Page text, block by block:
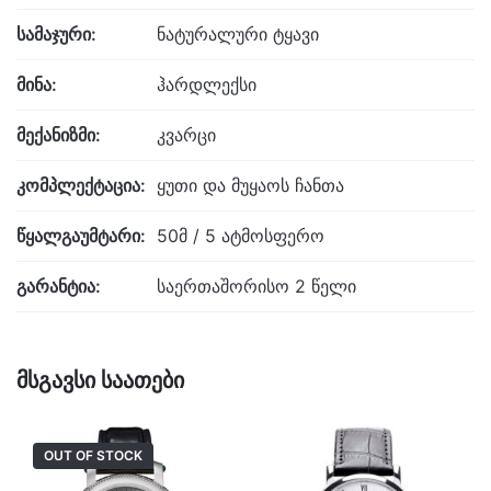
სამაჯური: ნატურალური ტყავი
მინა: ჰარდლექსი
მექანიზმი: კვარცი
კომპლექტაცია: ყუთი და მუყაოს ჩანთა
წყალგაუმტარი: 50მ / 5 ატმოსფერო
გარანტია: საერთაშორისო 2 წელი
მსგავსი საათები
OUT OF STOCK